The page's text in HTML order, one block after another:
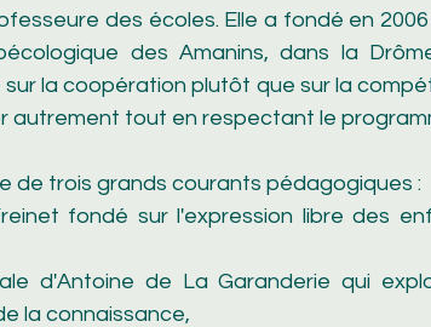
des écoles. Elle a fondé en
des Amanins, dans la
la coopération plutôt que sur la
autrement tout en respectant le
de trois grands courants pédagogiques :
fondé sur l'expression libre des
d'Antoine de La Garanderie qui
la connaissance,